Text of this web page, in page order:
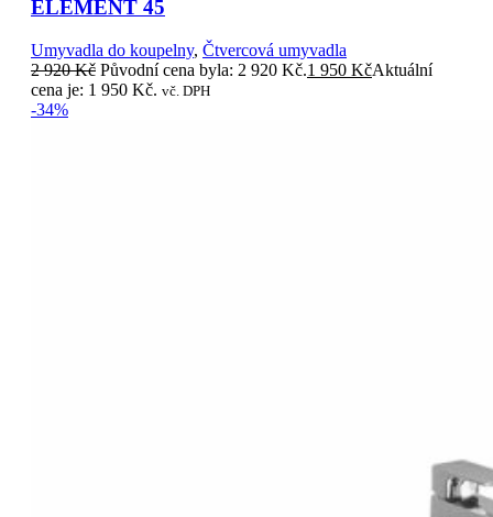
ELEMENT 45
Umyvadla do koupelny, Čtvercová umyvadla
2 920Kč Původní cena byla: 2 920 Kč.1 950 KčAktuální
cena je: 1 950 Kč. vč. DPH
-34%